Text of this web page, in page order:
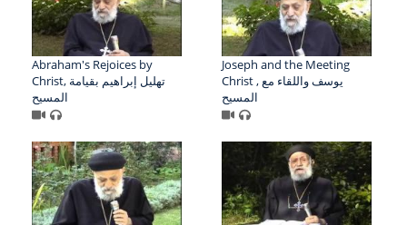
Abraham's Rejoices by
Christ, تهليل إبراهيم بقيامة
المسيح
Joseph and the Meeting
Christ , يوسف واللقاء مع
المسيح